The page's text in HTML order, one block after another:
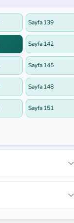
Sayfa 116
Sayfa 119
Sayfa 129
Sayfa 132
Sayfa 135
Sayfa 139
Sayfa 142
Sayfa 145
Sayfa 148
Sayfa 151
Sayfa 158
Sayfa 4